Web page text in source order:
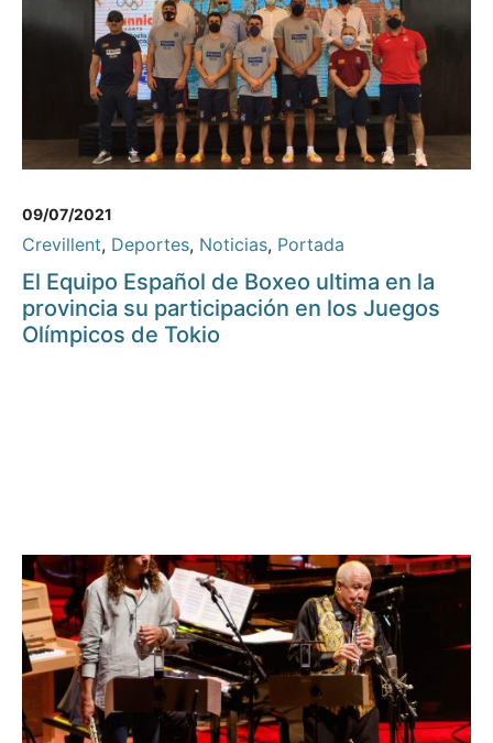
09/07/2021
Crevillent, Deportes, Noticias, Portada
El Equipo Español de Boxeo ultima en la
provincia su participación en los Juegos
Olímpicos de Tokio